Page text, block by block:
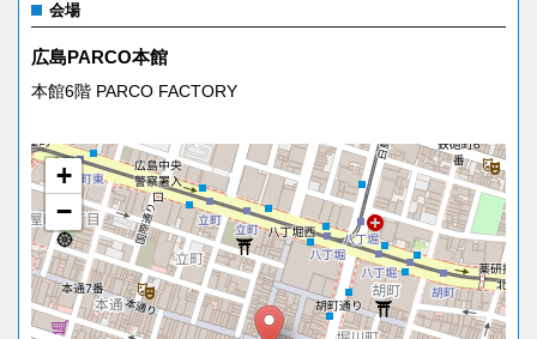
会場
広島PARCO本館
本館6階 PARCO FACTORY
+
−